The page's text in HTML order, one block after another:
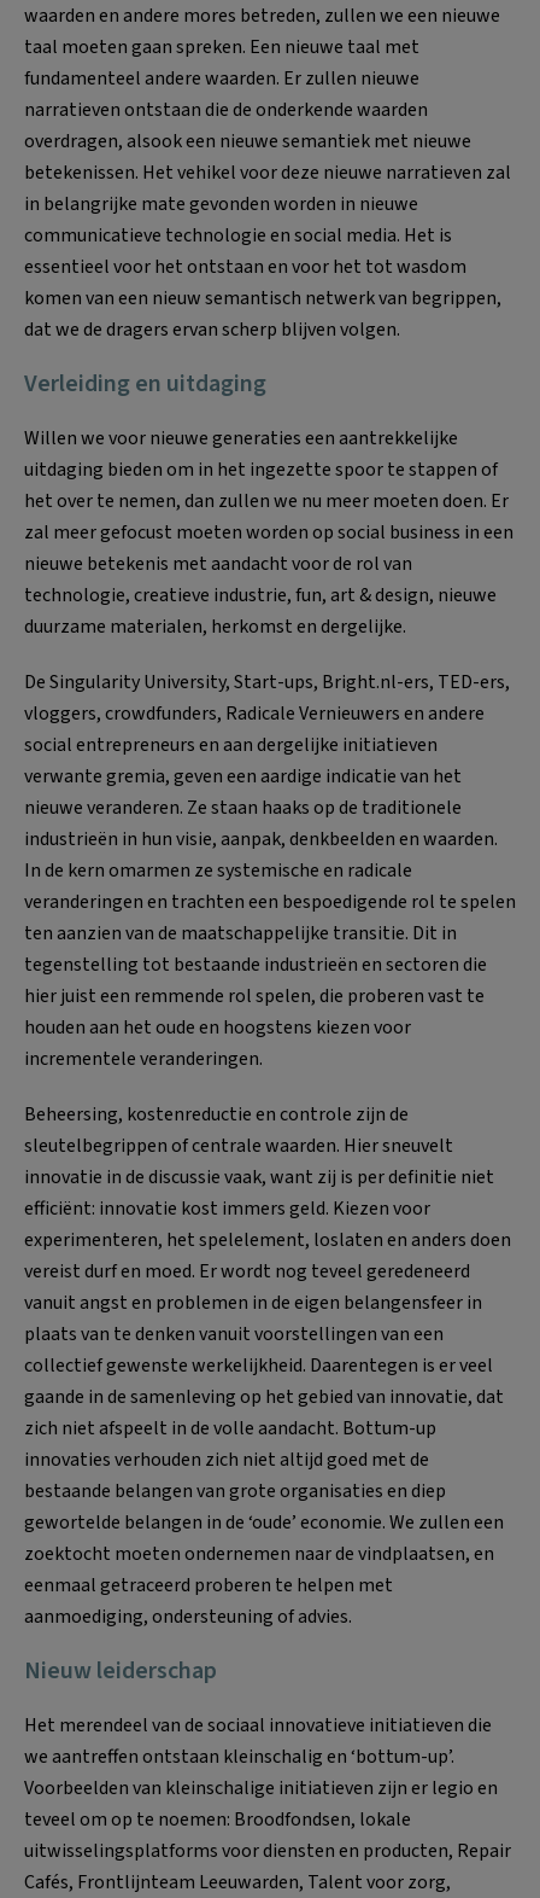
waarden en andere mores betreden, zullen we een nieuwe
taal moeten gaan spreken. Een nieuwe taal met
fundamenteel andere waarden. Er zullen nieuwe
narratieven ontstaan die de onderkende waarden
overdragen, alsook een nieuwe semantiek met nieuwe
betekenissen. Het vehikel voor deze nieuwe narratieven zal
in belangrijke mate gevonden worden in nieuwe
communicatieve technologie en social media. Het is
essentieel voor het ontstaan en voor het tot wasdom
komen van een nieuw semantisch netwerk van begrippen,
dat we de dragers ervan scherp blijven volgen.
Verleiding en uitdaging
Willen we voor nieuwe generaties een aantrekkelijke
uitdaging bieden om in het ingezette spoor te stappen of
het over te nemen, dan zullen we nu meer moeten doen. Er
zal meer gefocust moeten worden op social business in een
nieuwe betekenis met aandacht voor de rol van
technologie, creatieve industrie, fun, art & design, nieuwe
duurzame materialen, herkomst en dergelijke.
De Singularity University, Start-ups, Bright.nl-ers, TED-ers,
vloggers, crowdfunders, Radicale Vernieuwers en andere
social entrepreneurs en aan dergelijke initiatieven
verwante gremia, geven een aardige indicatie van het
nieuwe veranderen. Ze staan haaks op de traditionele
industrieën in hun visie, aanpak, denkbeelden en waarden.
In de kern omarmen ze systemische en radicale
veranderingen en trachten een bespoedigende rol te spelen
ten aanzien van de maatschappelijke transitie. Dit in
tegenstelling tot bestaande industrieën en sectoren die
hier juist een remmende rol spelen, die proberen vast te
houden aan het oude en hoogstens kiezen voor
incrementele veranderingen.
Beheersing, kostenreductie en controle zijn de
sleutelbegrippen of centrale waarden. Hier sneuvelt
innovatie in de discussie vaak, want zij is per definitie niet
efficiënt: innovatie kost immers geld. Kiezen voor
experimenteren, het spelelement, loslaten en anders doen
vereist durf en moed. Er wordt nog teveel geredeneerd
vanuit angst en problemen in de eigen belangensfeer in
plaats van te denken vanuit voorstellingen van een
collectief gewenste werkelijkheid. Daarentegen is er veel
gaande in de samenleving op het gebied van innovatie, dat
zich niet afspeelt in de volle aandacht. Bottum-up
innovaties verhouden zich niet altijd goed met de
bestaande belangen van grote organisaties en diep
gewortelde belangen in de ‘oude’ economie. We zullen een
zoektocht moeten ondernemen naar de vindplaatsen, en
eenmaal getraceerd proberen te helpen met
aanmoediging, ondersteuning of advies.
Nieuw leiderschap
Het merendeel van de sociaal innovatieve initiatieven die
we aantreffen ontstaan kleinschalig en ‘bottum-up’.
Voorbeelden van kleinschalige initiatieven zijn er legio en
teveel om op te noemen: Broodfondsen, lokale
uitwisselingsplatforms voor diensten en producten, Repair
Cafés, Frontlijnteam Leeuwarden, Talent voor zorg,